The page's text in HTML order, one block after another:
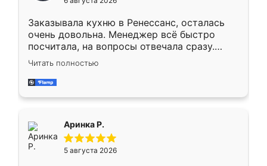
мебели буду заказывать только здесь.
Заказывала кухню в Ренессанс, осталась
очень довольна. Менеджер всё быстро
посчитала, на вопросы отвечала сразу.
Замерщик приехал в субботу, подошёл к
делу со всей ответственностью. Собрали
за день, ребята работали аккуратно, даже
Читать полностью
Аринка Р.
5 августа 2026